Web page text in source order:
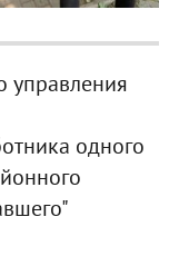
управления
одного